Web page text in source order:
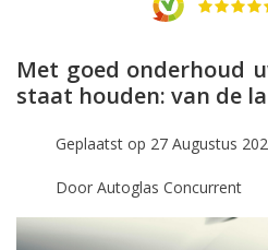
Met goed onderhoud
staat houden: van de
Geplaatst op 27 Augustus
Door Autoglas Concurrent